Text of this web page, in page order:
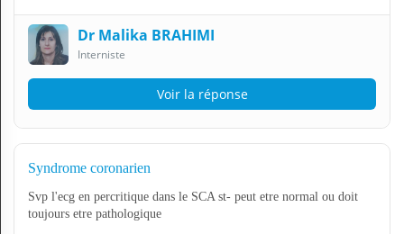
Dr Malika BRAHIMI
Interniste
Voir la réponse
Syndrome coronarien
Svp l'ecg en percritique dans le SCA st- peut etre normal ou doit
toujours etre pathologique